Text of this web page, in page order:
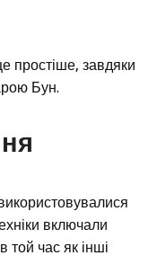
простіше, завдяки
Бун.
включали
той час як інші